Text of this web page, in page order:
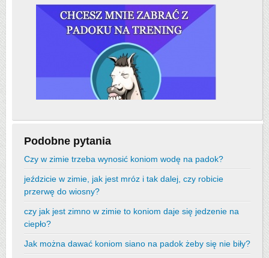
Podobne pytania
Czy w zimie trzeba wynosić koniom wodę na padok?
jeździcie w zimie, jak jest mróz i tak dalej, czy robicie
przerwę do wiosny?
czy jak jest zimno w zimie to koniom daje się jedzenie na
ciepło?
Jak można dawać koniom siano na padok żeby się nie biły?